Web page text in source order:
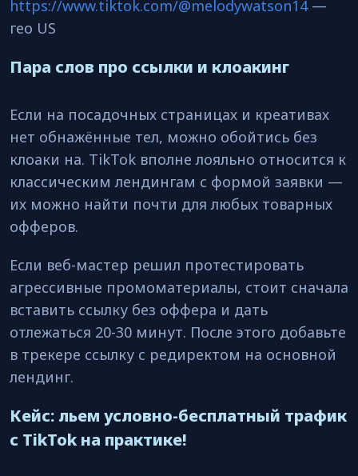
https://www.tiktok.com/@melodywatson14—
гео US
Пара слов про ссылки и клоакинг
Если на посадочных страницах и креативах
нет обнажённые тел, можно обойтись без
клоаки на. TikTok вполне лояльно относится к
классическим лендингам с формой заявки —
их можно найти почти для любых товарных
офферов.
Если веб-мастер решил протестировать
агрессивные промоматериалы, стоит сначала
вставить ссылку без оффера и дать
отлежаться 20-30 минут. После этого добавьте
в трекере ссылку с редиректом на основной
лендинг.
Кейс: льем условно-бесплатный трафик
с TikTok на практике!